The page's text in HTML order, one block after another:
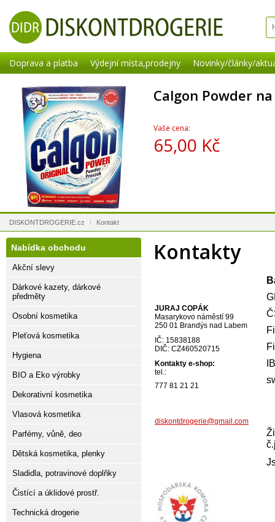
Doprava a platba Výdejní místa,prodejny Novinky/články/
Calgon Powder
Vaše cena:
65,00 Kč
DISKONTDROGERIE.cz / Kontakt
Kontakty
JURAJ COPÁK
Masarykovo náměstí 99
250 01 Brandýs nad Labem
IČ: 15838188
DIČ: CZ460520715
Kontakty e-shop:
tel.:
777 81 21 21
diskontdrogerie@gmail.com
Nabídka obchodu
Akční slevy
Dárkové kazety, dárkové
předměty
Osobní kosmetika
Pleťová kosmetika
Hygiena
BIO a Eko výrobky
Dekorativní kosmetika
Vlasová kosmetika
Parfémy, vůně, deo
Dětská kosmetika, plenky
Sladidla, potravinové doplňky
Čistící a úklidové prostř.
Technická drogerie